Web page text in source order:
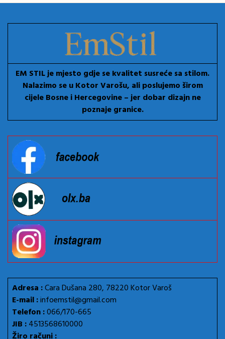
EM STIL je mjesto gdje se kvalitet susreće sa stilom.
Nalazimo se u Kotor Varošu, ali poslujemo širom
cijele Bosne i Hercegovine – jer dobar dizajn ne
poznaje granice.
Adresa :Cara Dušana 280, 78220 Kotor Varoš
E-mail :infoemstil@gmail.com
Telefon :066/170-665
JIB :4513568610000